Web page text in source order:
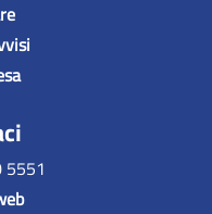
5551